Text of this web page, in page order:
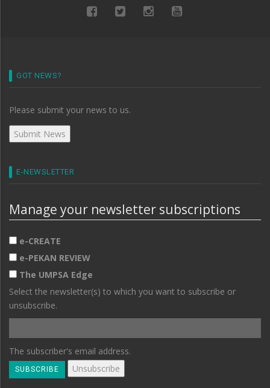
GOT NEWS?
Please submit your news to us.
E-NEWSLETTER
Manage your newsletter subscriptions
e-CREATE
e-PEKAN REVIEW
The UMPSA Edge
Select the newsletter(s) to which you want to subscribe or
unsubscribe.
The subscriber's email address.